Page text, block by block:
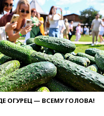
ОГУРЕЦ — ВСЕМУ ГОЛОВА!